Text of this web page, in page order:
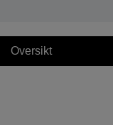
Oversikt